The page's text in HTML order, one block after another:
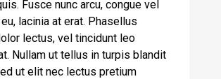
Fusce nunc arcu, congue vel
lacinia at erat. Phasellus
lectus, vel tincidunt leo
Nullam ut tellus in turpis blandit
ut elit nec lectus pretium